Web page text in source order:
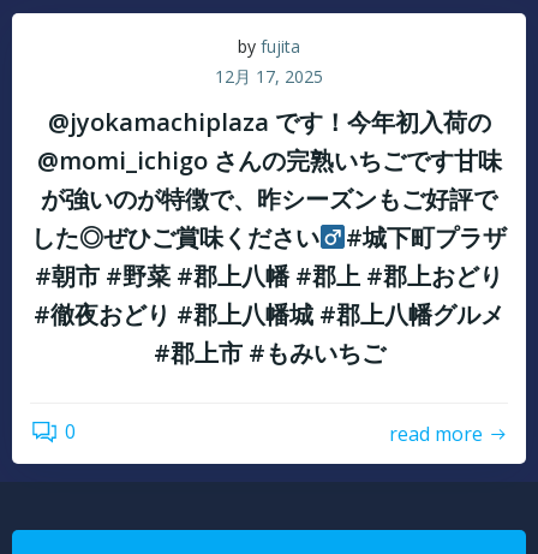
by fujita
12月 17, 2025
@jyokamachiplaza です！今年初入荷の
@momi_ichigo さんの完熟いちごです甘味
が強いのが特徴で、昨シーズンもご好評で
した◎ぜひご賞味ください‍
#城下町プラザ
#朝市 #野菜 #郡上八幡 #郡上 #郡上おどり
#徹夜おどり #郡上八幡城 #郡上八幡グルメ
#郡上市 #もみいちご
0 read more